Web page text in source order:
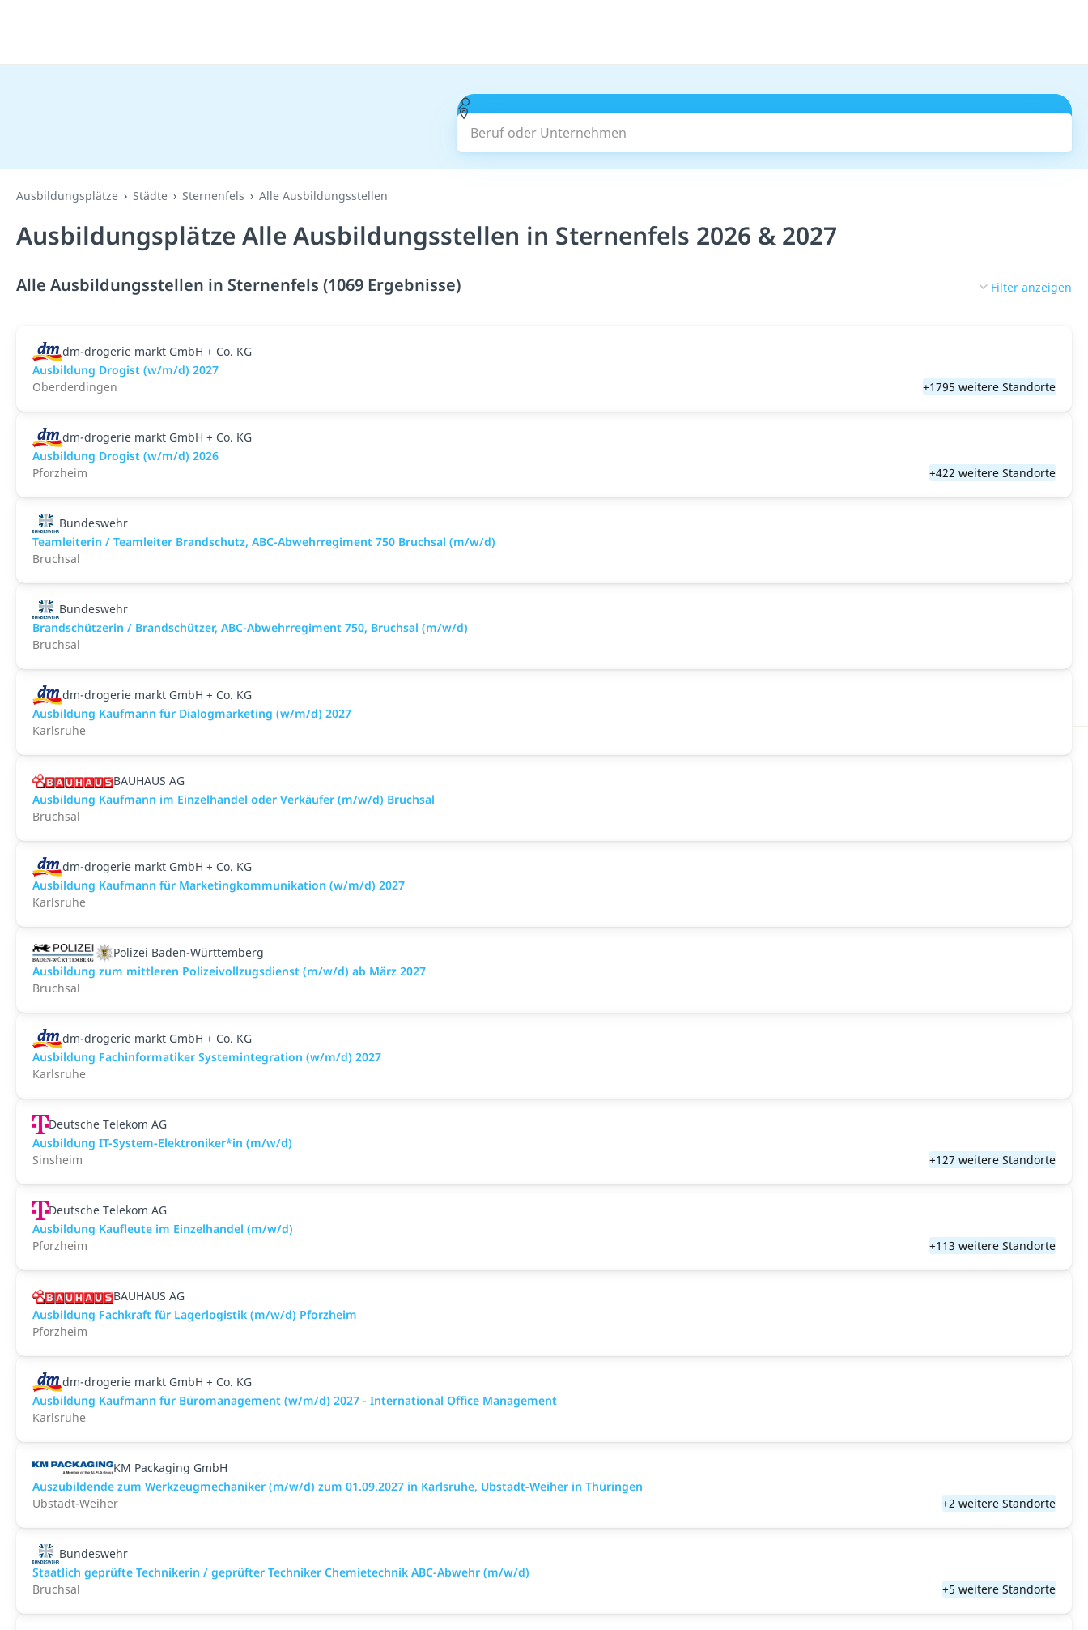
Beruf oder Unternehmen
Ausbildungsplätze Städte Sternenfels Alle Ausbildungsstellen
Ausbildungsplätze Alle Ausbildungsstellen in Sternenfels 2026 & 2027
Alle Ausbildungsstellen in Sternenfels (1069 Ergebnisse) Filter anzeigen
dm-drogerie markt GmbH + Co. KG
Ausbildung Drogist (w/m/d) 2027
Oberderdingen
+1795 weitere Standorte
dm-drogerie markt GmbH + Co. KG
Ausbildung Drogist (w/m/d) 2026
Pforzheim
+422 weitere Standorte
Bundeswehr
Teamleiterin / Teamleiter Brandschutz, ABC-Abwehrregiment 750 Bruchsal (m/w/d)
Bruchsal
Bundeswehr
Brandschützerin / Brandschützer, ABC-Abwehrregiment 750, Bruchsal (m/w/d)
Bruchsal
dm-drogerie markt GmbH + Co. KG
Ausbildung Kaufmann für Dialogmarketing (w/m/d) 2027
Karlsruhe
BAUHAUS AG
Ausbildung Kaufmann im Einzelhandel oder Verkäufer (m/w/d) Bruchsal
Bruchsal
dm-drogerie markt GmbH + Co. KG
Ausbildung Kaufmann für Marketingkommunikation (w/m/d) 2027
Karlsruhe
Polizei Baden-Württemberg
Ausbildung zum mittleren Polizeivollzugsdienst (m/w/d) ab März 2027
Bruchsal
dm-drogerie markt GmbH + Co. KG
Ausbildung Fachinformatiker Systemintegration (w/m/d) 2027
Karlsruhe
Deutsche Telekom AG
Ausbildung IT-System-Elektroniker*in (m/w/d)
Sinsheim
+127 weitere Standorte
Deutsche Telekom AG
Ausbildung Kaufleute im Einzelhandel (m/w/d)
Pforzheim
+113 weitere Standorte
BAUHAUS AG
Ausbildung Fachkraft für Lagerlogistik (m/w/d) Pforzheim
Pforzheim
dm-drogerie markt GmbH + Co. KG
Ausbildung Kaufmann für Büromanagement (w/m/d) 2027 - International Office Management
Karlsruhe
KM Packaging GmbH
Auszubildende zum Werkzeugmechaniker (m/w/d) zum 01.09.2027 in Karlsruhe, Ubstadt-Weiher in Thüringen
Ubstadt-Weiher
+2 weitere Standorte
Bundeswehr
Staatlich geprüfte Technikerin / geprüfter Techniker Chemietechnik ABC-Abwehr (m/w/d)
Bruchsal
+5 weitere Standorte